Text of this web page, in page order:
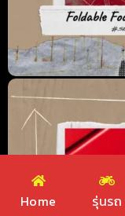
Home รุ่นรถ